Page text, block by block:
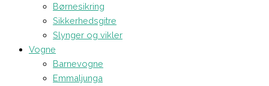
Børnesikring
Sikkerhedsgitre
Slynger og vikler
Vogne
Barnevogne
Emmaljunga